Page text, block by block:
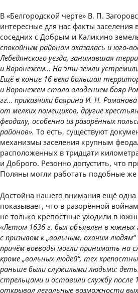
В «Белгородской черте» В. П.
интересные для нас факты заселения
соседних с Добрым и Каликино
спокойным районом оказалась и юго-
Лебедянского уезда, занимавшая
и Воронежем… На эти земли
Ещё в конце 16 века большая
и Воронежем стала владением бояр
гг… приказчики боярина И. Н.
от мелких помещиков, другие
феодалу, особенно из разорённых
районов». То есть, существуют
механизмы заселения крупным
расположенных в тридцати
и Доброго. Резонно допустить, что
Поляны могли работать подобные
Достойна нашего внимания ещё
показывает, что в разорённой
не только крепостные уходили в
«Летом 1636 г. был объявлен в южных
с призывом к „вольным, охочим
причём воеводы могли принимать на
кроме „вольных людей“, тех
раньше были служилыми людьми:
стрельцами и оставили службу после
открывал легальные возможности